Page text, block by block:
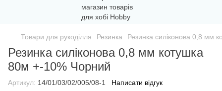
Товари для рукоділля Резинка Резинка силіконова 0,8 мм
Резинка силіконова 0,8 мм котушка
80м +-10% Чорний
Артикул: 14/01/03/02/005/08-1 Написати відгук